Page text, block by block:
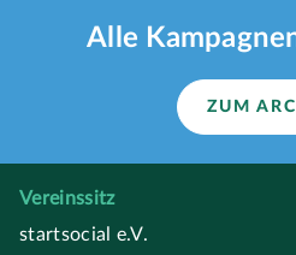
Alle
ZUM
Vereinssitz
startsocial e.V.